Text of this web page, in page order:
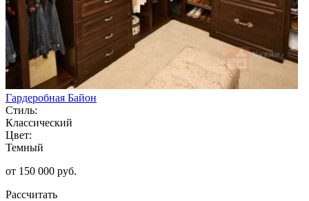
Гардеробная Байон
Стиль:
Классический
Цвет:
Темный
от 150 000 руб.
Рассчитать